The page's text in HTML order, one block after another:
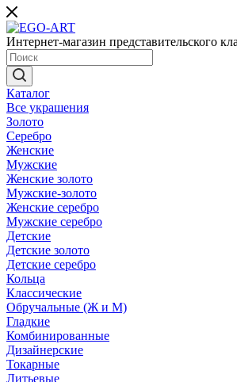
Интернет-магазин представительского
Каталог
Все украшения
Золото
Серебро
Женские
Мужские
Женские золото
Мужские-золото
Женские серебро
Мужские серебро
Детские
Детские золото
Детские серебро
Кольца
Классические
Обручальные (Ж и М)
Гладкие
Комбинированные
Дизайнерские
Токарные
Литьевые